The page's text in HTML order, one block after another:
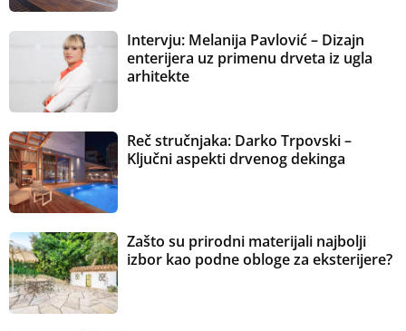
Intervju: Melanija Pavlović – Dizajn
enterijera uz primenu drveta iz ugla
arhitekte
Reč stručnjaka: Darko Trpovski –
Ključni aspekti drvenog dekinga
Zašto su prirodni materijali najbolji
izbor kao podne obloge za eksterijere?